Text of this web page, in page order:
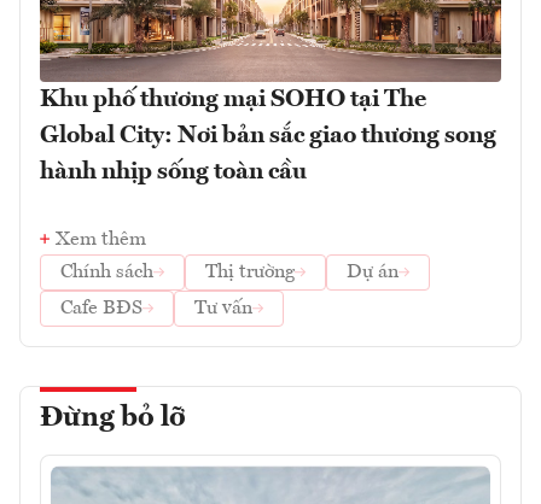
Khu phố thương mại SOHO tại The
Global City: Nơi bản sắc giao thương song
hành nhịp sống toàn cầu
Xem thêm
Chính sách
Thị trường
Dự án
Cafe BĐS
Tư vấn
Đừng bỏ lỡ